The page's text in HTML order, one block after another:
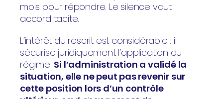
mois pour répondre. Le silence vaut
accord tacite.
L’intérêt du rescrit est considérable : il
sécurise juridiquement l’application du
régime. Si l’administration a validé la
situation, elle ne peut pas revenir sur
cette position lors d’un contrôle